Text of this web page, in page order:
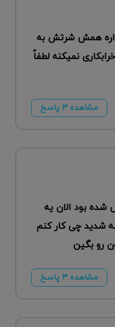
همش شرتش به
نمیکنه لطفاً
مشاهده ۳ پاسخ
شده بود الان یه
شدید چی کار کنم
رو بگین
مشاهده ۳ پاسخ